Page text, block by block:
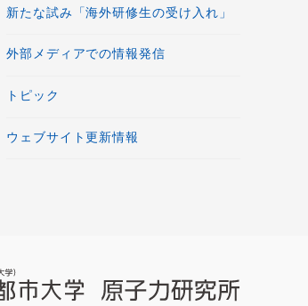
新たな試み「海外研修生の受け入れ」
外部メディアでの情報発信
トピック
ウェブサイト更新情報